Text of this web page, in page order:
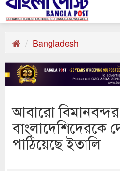
Bangladesh
আবারো বিমানবন্দর
বাংলাদেশিদেরকে
পাঠিয়েছে ইতালি